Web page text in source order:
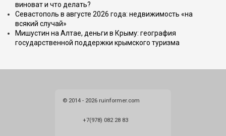
виноват и что делать?
Севастополь в августе 2026 года: недвижимость «на
всякий случай»
Мишустин на Алтае, деньги в Крыму: география
государственной поддержки крымского туризма
© 2014 - 2026 ruinformer.com
+7(978) 082 28 83